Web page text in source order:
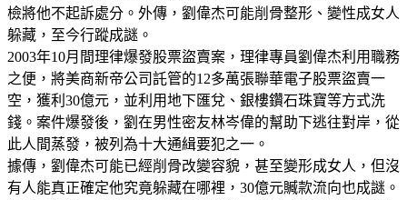
檢將他不起訴處分。外傳，劉偉杰可能削骨整形、變性成女人
躲藏，至今行蹤成謎。
2003年10月間理律爆發股票盜賣案，理律專員劉偉杰利用職務
之便，將美商新帝公司託管的12多萬張聯華電子股票盜賣一
空，獲利30億元，並利用地下匯兌、銀樓鑽石珠寶等方式洗
錢。案件爆發後，劉在男性密友林岑偉的幫助下逃往對岸，從
此人間蒸發，被列為十大通緝要犯之一。
據傳，劉偉杰可能已經削骨改變容貌，甚至變形成女人，但沒
有人能真正確定他究竟躲藏在哪裡，30億元贓款流向也成謎。